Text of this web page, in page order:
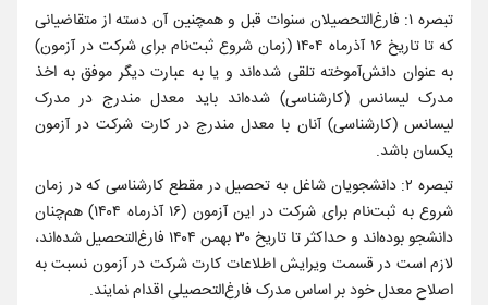
تبصره ‌۱: فارغ‌التحصیلان سنوات قبل و همچنین آن دسته از متقاضیانی
که تا تاریخ ۱۶ آذرماه ۱۴۰۴ (زمان شروع ثبت‌نام برای شرکت در آزمون)
به عنوان دانش‌آموخته تلقی شده‌اند و یا به عبارت دیگر موفق به اخذ
مدرک لیسانس (کارشناسی) شده‌اند باید معدل‌ مندرج‌ در مدرک‌
لیسانس ‌(کارشناسی) آنان با معدل مندرج در کارت شرکت در آزمون
یکسان باشد.
تبصره ‌۲: دانشجویان‌ شاغل‌ به‌ تحصیل‌ در مقطع کارشناسی که در زمان
شروع به ثبت‌نام برای شرکت در این آزمون (۱۶ آذرماه ۱۴۰۴) هم‌چنان
دانشجو بوده‌اند و حداکثر تا تاریخ ۳۰ بهمن ۱۴۰۴ فارغ‌التحصیل شده‌اند،
لازم است در قسمت ویرایش اطلاعات کارت شرکت در آزمون نسبت به
اصلاح معدل خود بر اساس مدرک فارغ‌التحصیلی اقدام نمایند.